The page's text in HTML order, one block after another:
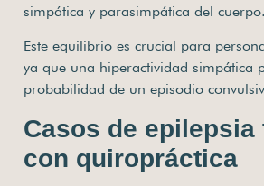
simpática y parasimpática del cuerpo.
Este equilibrio es crucial para
ya que una hiperactividad simpática
probabilidad de un episodio
Casos de epilepsia
con quiropráctica